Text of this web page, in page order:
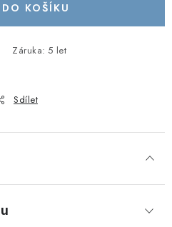
KOŠÍKU
Záruka: 5 let
Sdílet